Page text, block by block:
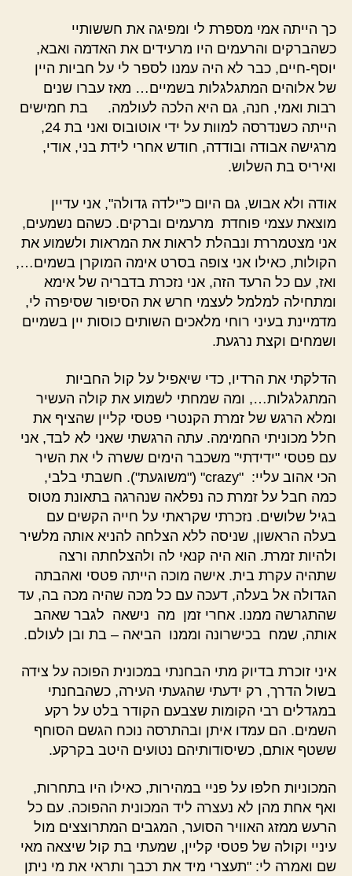
כך הייתה אמי מספרת לי ומפיגה את חששותיי
כשהברקים והרעמים היו מרעידים את האדמה ואבא,
יוסף-חיים, כבר לא היה עמנו לספר לי על חביות היין
של אלוהים המתגלגלות בשמיים… מאז עברו שנים
רבות ואמי, חנה, גם היא הלכה לעולמה. בת חמישים
הייתה כשנדרסה למוות על ידי אוטובוס ואני בת 24,
מרגישה אבודה ובודדה, חודש אחרי לידת בני, אודי,
ואיריס בת השלוש.
אודה ולא אבוש, גם היום כ"ילדה גדולה", אני עדיין
מוצאת עצמי פוחדת מרעמים וברקים. כשהם נשמעים,
אני מצטמררת ונבהלת לראות את המראות ולשמוע את
הקולות, כאילו אני צופה בסרט אימה המוקרן בשמים…,
ואז, עם כל הרעד הזה, אני נזכרת בדבריה של אימא
ומתחילה למלמל לעצמי חרש את הסיפור שסיפרה לי,
מדמיינת בעיני רוחי מלאכים השותים כוסות יין בשמיים
ושמחים וקצת נרגעת.
הדלקתי את הרדיו, כדי שיאפיל על קול החביות
המתגלגלות…, ומה שמחתי לשמוע את קולה העשיר
ומלא הרגש של זמרת הקנטרי פטסי קליין שהציף את
חלל מכוניתי החמימה. עתה הרגשתי שאני לא לבד, אני
עם פטסי "ידידתי" משכבר הימים ששרה לי את השיר
הכי אהוב עליי: "crazy" ("משוגעת"). חשבתי בלבי,
כמה חבל על זמרת כה נפלאה שנהרגה בתאונת מטוס
בגיל שלושים. נזכרתי שקראתי על חייה הקשים עם
בעלה הראשון, שניסה ללא הצלחה להניא אותה מלשיר
ולהיות זמרת. הוא היה קנאי לה ולהצלחתה ורצה
שתהיה עקרת בית. אישה מוכה הייתה פטסי ואהבתה
הגדולה אל בעלה, דעכה עם כל מכה שהיה מכה בה, עד
שהתגרשה ממנו. אחרי זמן מה נישאה לגבר שאהב
אותה, שמח בכישרונה וממנו הביאה – בת ובן לעולם.
איני זוכרת בדיוק מתי הבחנתי במכונית הפוכה על צידה
בשול הדרך, רק ידעתי שהגעתי העירה, כשהבחנתי
במגדלים רבי הקומות שצבעם הקודר בלט על רקע
השמים. הם עמדו איתן ובהתרסה נוכח הגשם הסוחף
ששטף אותם, כשיסודותיהם נטועים היטב בקרקע.
המכוניות חלפו על פניי במהירות, כאילו היו בתחרות,
ואף אחת מהן לא נעצרה ליד המכונית ההפוכה. עם כל
הרעש ממזג האוויר הסוער, המגבים המתרוצצים מול
עיניי וקולה של פטסי קליין, שמעתי בת קול שיצאה מאי
שם ואמרה לי: "תעצרי מיד את רכבך ותראי את מי ניתן